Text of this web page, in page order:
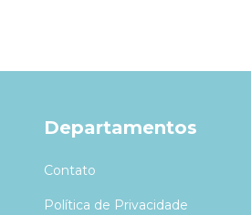
Departamentos
Contato
Política de Privacidade